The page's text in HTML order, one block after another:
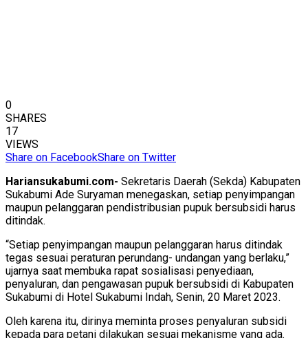
0
SHARES
17
VIEWS
Share on FacebookShare on Twitter
Hariansukabumi.com- Sekretaris Daerah (Sekda) Kabupaten
Sukabumi Ade Suryaman menegaskan, setiap penyimpangan
maupun pelanggaran pendistribusian pupuk bersubsidi harus
ditindak.
“Setiap penyimpangan maupun pelanggaran harus ditindak
tegas sesuai peraturan perundang- undangan yang berlaku,”
ujarnya saat membuka rapat sosialisasi penyediaan,
penyaluran, dan pengawasan pupuk bersubsidi di Kabupaten
Sukabumi di Hotel Sukabumi Indah, Senin, 20 Maret 2023.
Oleh karena itu, dirinya meminta proses penyaluran subsidi
kepada para petani dilakukan sesuai mekanisme yang ada.